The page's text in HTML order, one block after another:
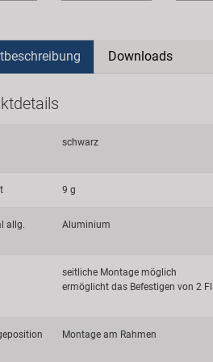
Downloads
schwarz
9 g
allg. Aluminium
seitliche Montage möglich
ermöglicht das Befestigen von 2
Montage am Rahmen